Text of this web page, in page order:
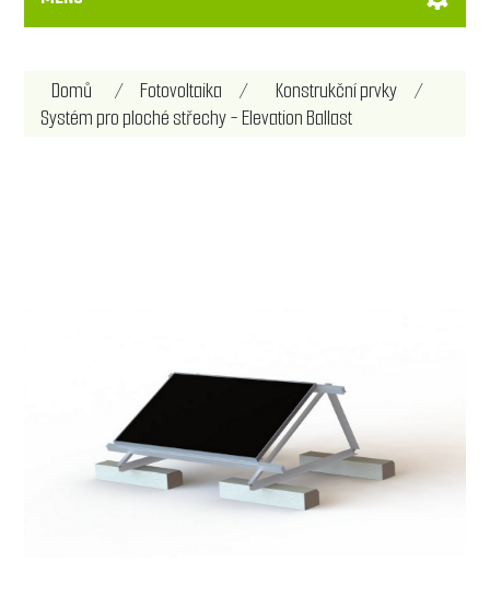
Domů / Fotovoltaika / Konstrukční prvky
/
Systém pro ploché střechy - Elevation Ballast
Název atributu